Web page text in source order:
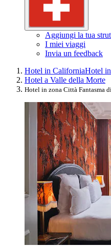
Aggiungi la tua
I miei viaggi
Invia un feedback
Hotel in CaliforniaHotel
Hotel a Valle della Morte
Hotel in zona Città Fantasma